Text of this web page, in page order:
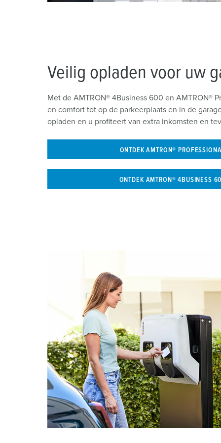
Veilig opladen voor uw
Met de AMTRON® 4Business 600 en AMTRON®
en comfort tot op de parkeerplaats en in de
opladen en u profiteert van extra inkomsten en
ONTDEK AMTRON®
ONTDEK AMTRON® 4BUSINESS